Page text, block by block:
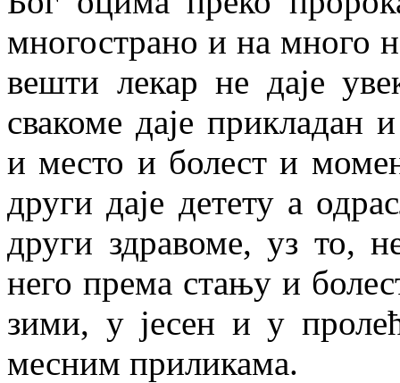
многострано и на много
вешти лекар не даје
свакоме даје прикладан
и место и болест и
други даје детету а
други здравоме, уз то,
него према стању и
зими, у јесен и у
месним приликама.